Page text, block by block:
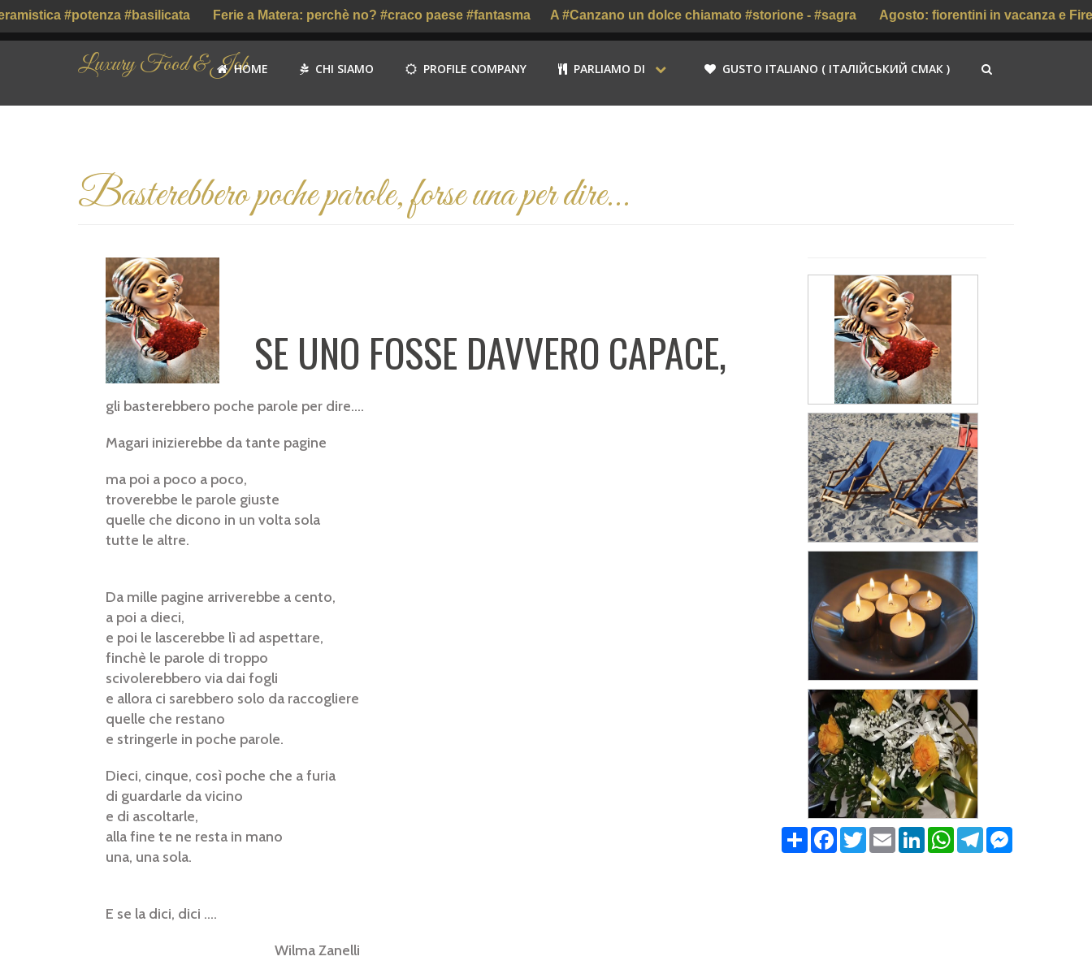
#potenza #basilicata Ferie a Matera: perchè no? #craco paese #fantasma A #Canzano un dolce chiamato #storione - #sagra Agosto: fiorentini in vacanza e
Luxury Food & Job
HOME CHI SIAMO PROFILE COMPANY PARLIAMO DI GUSTO ITALIANO ( ІТАЛІЙСЬКИЙ СМАК )
Basterebbero poche parole, forse una per dire...
SE UNO FOSSE DAVVERO CAPACE,
gli basterebbero poche parole per dire....
Magari inizierebbe da tante pagine
ma poi a poco a poco,
troverebbe le parole giuste
quelle che dicono in un volta sola
tutte le altre.
Da mille pagine arriverebbe a cento,
a poi a dieci,
e poi le lascerebbe lì ad aspettare,
finchè le parole di troppo
scivolerebbero via dai fogli
e allora ci sarebbero solo da raccogliere
quelle che restano
e stringerle in poche parole.
Dieci, cinque, così poche che a furia
di guardarle da vicino
e di ascoltarle,
alla fine te ne resta in mano
una, una sola.
E se la dici, dici ….
Wilma Zanelli
Share Facebook
TwitterEmail LinkedInWhatsAppTelegram